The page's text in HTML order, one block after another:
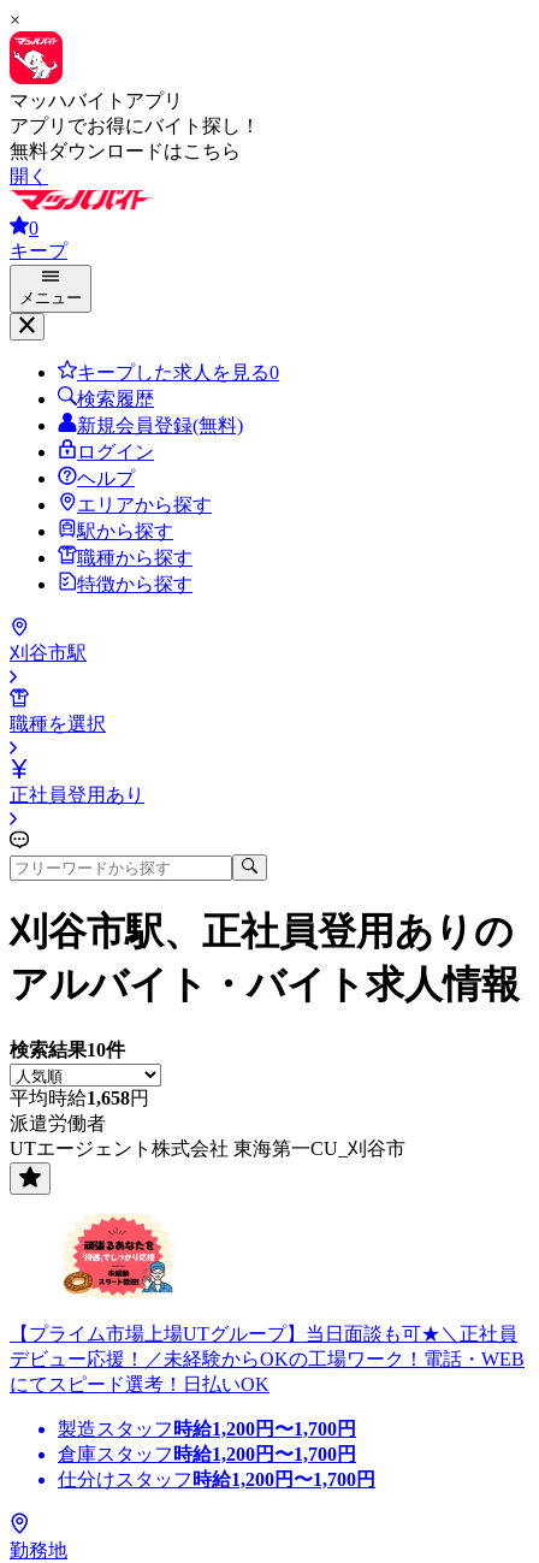
×
マッハバイトアプリ
アプリでお得にバイト探し！
無料ダウンロードはこちら
開く
0
キープ
メニュー
キープした求人を見る0
検索履歴
新規会員登録(無料)
ログイン
ヘルプ
エリアから探す
駅から探す
職種から探す
特徴から探す
刈谷市駅
職種を選択
正社員登用あり
刈谷市駅、正社員登用あり の
アルバイト・バイト求人情報
検索結果10件
平均時給1,658円
派遣労働者
UTエージェント株式会社 東海第一CU_刈谷市
【プライム市場上場UTグループ】当日面談も可★＼正社員
デビュー応援！／未経験からOKの工場ワーク！電話・WEB
にてスピード選考！日払いOK
製造スタッフ 時給1,200円〜1,700円
倉庫スタッフ 時給1,200円〜1,700円
仕分けスタッフ 時給1,200円〜1,700円
勤務地